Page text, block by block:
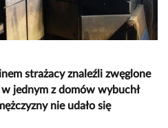
strażacy znaleźli zwęglone
jednym z domów wybuchł
nie udało się